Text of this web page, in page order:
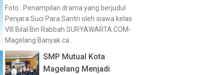
Foto : Penampilan drama yang berjudul
Penjara Suci Para Santri oleh siawa kelas
VIII Bilal Bin Rabbah SURYAWARTA.COM-
Magelang Banyak ca...
SMP Mutual Kota
Magelang Menjadi